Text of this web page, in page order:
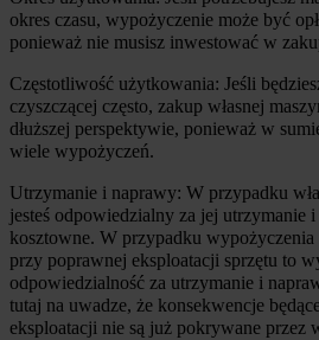
okres czasu, wypożyczenie może być
ponieważ nie musisz inwestować w
Częstotliwość użytkowania: Jeśli
czyszczącej często, zakup własnej
dłuższej perspektywie, ponieważ w
wiele wypożyczeń.
Utrzymanie i naprawy: W przypadku
jesteś odpowiedzialny za jej utrzymanie
kosztowne. W przypadku
przy poprawnej eksploatacji sprzętu to
odpowiedzialność za utrzymanie i
tutaj na uwadze, że konsekwencje
eksploatacji nie są już pokrywane przez